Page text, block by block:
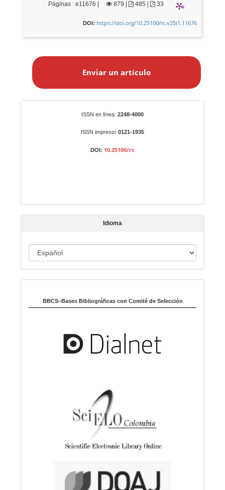
Páginas : e11676 | 879 485 | 33
DOI: https://doi.org/10.25100/rc.v25i1.11676
a
u
l
Enviar un artículo
ISSN en línea: 2248-4000
ISSN impreso: 0121-1935
DOI: 10.25100/rc
Idioma
d
m
BBCS–Bases Bibliográficas con Comité de Selección